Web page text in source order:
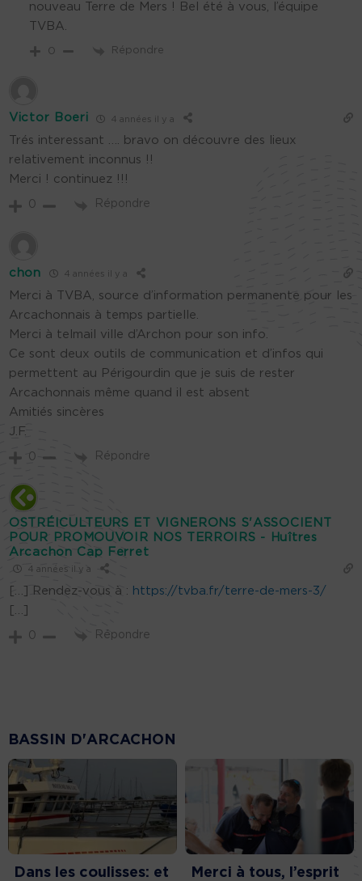
nouveau Terre de Mers ! Bel été à vous, l’équipe
TVBA.
0 Répondre
Victor Boeri 4 années il y a
Trés interessant …. bravo on découvre des lieux
relativement inconnus !!
Merci ! continuez !!!
0 Répondre
chon 4 années il y a
Merci à TVBA, source d’information permanente pour les
Arcachonnais à temps partielle.
Merci à telmail ville d’Archon pour son info.
Ce sont deux outils de communication et d’infos qui
permettent au Périgourdin que je suis de rester
Arcachonnais même quand il est absent
Amitiés sincères
J.F.
0 Répondre
OSTRÉICULTEURS ET VIGNERONS S'ASSOCIENT
POUR PROMOUVOIR NOS TERROIRS - Huîtres
Arcachon Cap Ferret
4 années il y a
[…] Rendez-vous à : https://tvba.fr/terre-de-mers-3/
0 Répondre
BASSIN D'ARCACHON
Dans les coulisses: et
Merci à tous, l’esprit